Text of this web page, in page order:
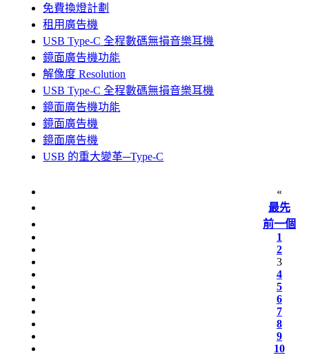
免費換燈計劃
租用廣告機
USB Type-C 全程數碼無損音樂耳機
鏡面廣告機功能
解像度 Resolution
USB Type-C 全程數碼無損音樂耳機
鏡面廣告機功能
鏡面廣告機
鏡面廣告機
USB 的重大變革─Type-C
«
最先
前一個
1
2
3
4
5
6
7
8
9
10